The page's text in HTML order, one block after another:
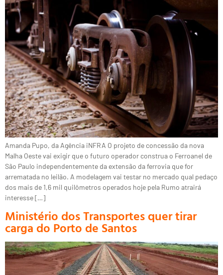
Amanda Pupo, da Agência iNFRA O projeto de concessão da nova
Malha Oeste vai exigir que o futuro operador construa o Ferroanel de
São Paulo independentemente da extensão da ferrovia que for
arrematada no leilão. A modelagem vai testar no mercado qual pedaço
dos mais de 1,6 mil quilômetros operados hoje pela Rumo atrairá
interesse […]
Ministério dos Transportes quer tirar
carga do Porto de Santos